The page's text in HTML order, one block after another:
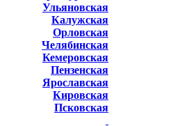
Ульяновская
Калужская
Орловская
Челябинская
Кемеровская
Пензенская
Ярославская
Кировская
Псковская